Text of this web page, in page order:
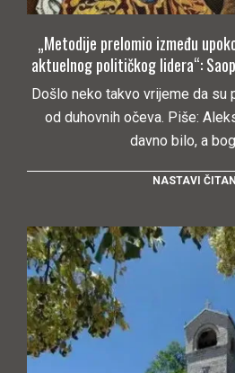
„Metodije prelomio između
aktuelnog političkog lidera“:
Došlo neko takvo vrijeme da
od duhovnih očeva. Piše:
davno bilo, a
NASTAVI